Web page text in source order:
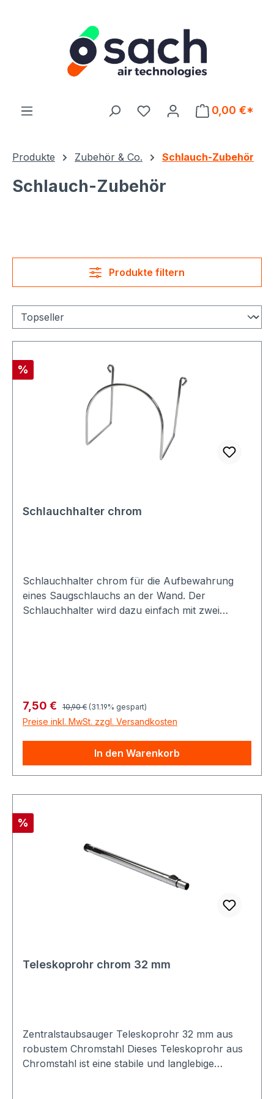
Du hast 0 Produkte auf
0,00 €*
Produkte Zubehör & Co. Schlauch-Zubehör
Schlauch-Zubehör
Produkte filtern
Rabatt
%
Schlauchhalter chrom
Schlauchhalter chrom für die Aufbewahrung
eines Saugschlauchs an der Wand. Der
Schlauchhalter wird dazu einfach mit zwei
und Gartengegenstände. Die Abmessungen
dieses Schlauchhakens betragen 13 x 12 x 12 cm
(b x t x h).
Verkaufspreis:
7,50 € Regulärer Preis:
10,90 € (31.19% gespart)
Preise inkl. MwSt. zzgl. Versandkosten
In den Warenkorb
Rabatt
%
Teleskoprohr chrom 32 mm
Zentralstaubsauger Teleskoprohr 32 mm aus
robustem Chromstahl Dieses Teleskoprohr aus
Chromstahl ist eine stabile und langlebige